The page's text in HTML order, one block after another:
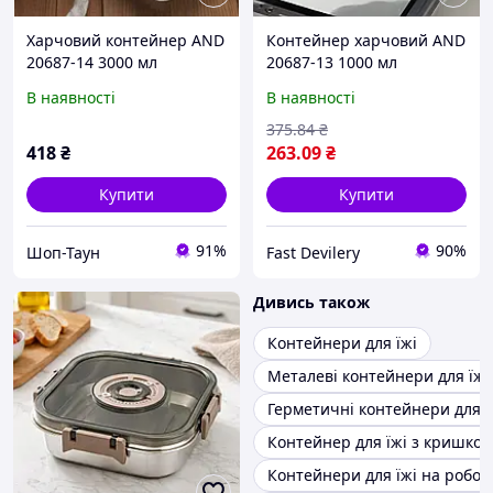
Харчовий контейнер AND
20687-14 3000 мл
кришкою герметичний
В наявності
418₴
Купити
Шоп-Таун 91%
Контейнер харчовий AND
20687-13 1000 мл
їжі герметичний і
зручний сірий
В наявності
263.09₴
375.84 ₴
Купити
Fast Devilery 90%
Дивись також
Контейнери для їжі
Металеві контейнери для їжі
Герметичні контейнери для
Контейнер для їжі з
Контейнери для їжі на